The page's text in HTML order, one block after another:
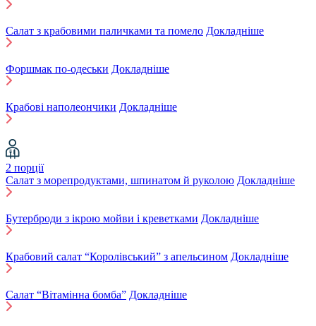
Салат з крабовими паличками та помело Докладніше
Форшмак по-одеськи Докладніше
Крабові наполеончики Докладніше
2 порції
Салат з морепродуктами, шпинатом й руколою Докладніше
Бутерброди з ікрою мойви і креветками Докладніше
Крабовий салат “Королівський” з апельсином Докладніше
Салат “Вітамінна бомба” Докладніше